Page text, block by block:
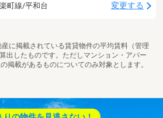
町線/平和台 変更する
に掲載されている賃貸物件の平均賃料（管理
出したものです。ただしマンション・アパー
掲載があるものについてのみ対象とします。